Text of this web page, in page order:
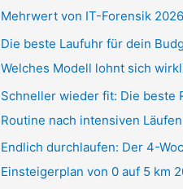
Mehrwert von IT-Forensik 2026
Die beste Laufuhr für dein
Welches Modell lohnt sich
Schneller wieder fit: Die beste
Routine nach intensiven
Endlich durchlaufen: Der 4-
Einsteigerplan von 0 auf 5 km